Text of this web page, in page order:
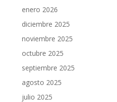
enero 2026
diciembre 2025
noviembre 2025
octubre 2025
septiembre 2025
agosto 2025
julio 2025